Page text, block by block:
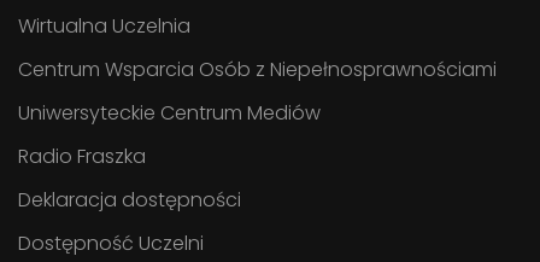
Wirtualna Uczelnia
Centrum Wsparcia Osób z Niepełnosprawnościami
Uniwersyteckie Centrum Mediów
Radio Fraszka
Deklaracja dostępności
Dostępność Uczelni